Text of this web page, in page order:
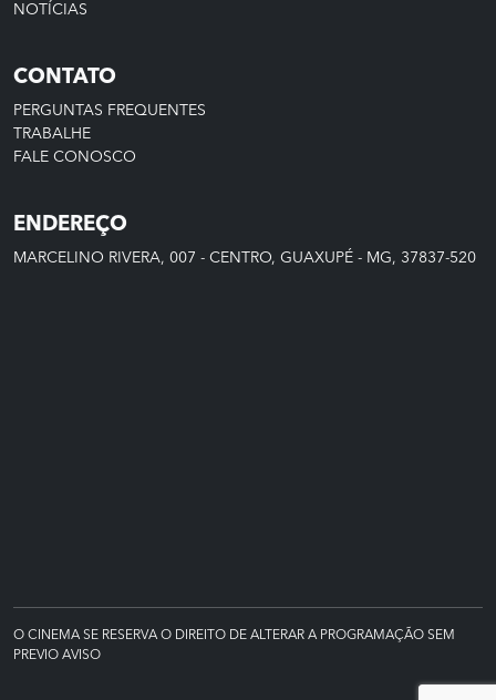
NOTÍCIAS
CONTATO
PERGUNTAS FREQUENTES
TRABALHE
FALE CONOSCO
ENDEREÇO
MARCELINO RIVERA, 007 - CENTRO, GUAXUPÉ - MG, 37837-520
O CINEMA SE RESERVA O DIREITO DE ALTERAR A PROGRAMAÇÃO SEM
PREVIO AVISO